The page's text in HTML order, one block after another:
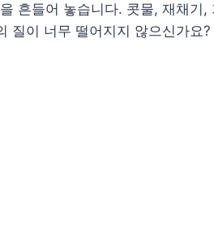
흔들어 놓습니다. 콧물, 재채기
이 너무 떨어지지 않으신가요